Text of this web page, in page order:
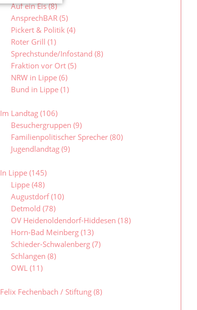
Auf ein Eis (8)
AnsprechBAR (5)
Pickert & Politik (4)
Roter Grill (1)
Sprechstunde/Infostand (8)
Fraktion vor Ort (5)
NRW in Lippe (6)
Bund in Lippe (1)
Im Landtag (106)
Besuchergruppen (9)
Familienpolitischer Sprecher (80)
Jugendlandtag (9)
In Lippe (145)
Lippe (48)
Augustdorf (10)
Detmold (78)
OV Heidenoldendorf-Hiddesen (18)
Horn-Bad Meinberg (13)
Schieder-Schwalenberg (7)
Schlangen (8)
OWL (11)
Felix Fechenbach / Stiftung (8)